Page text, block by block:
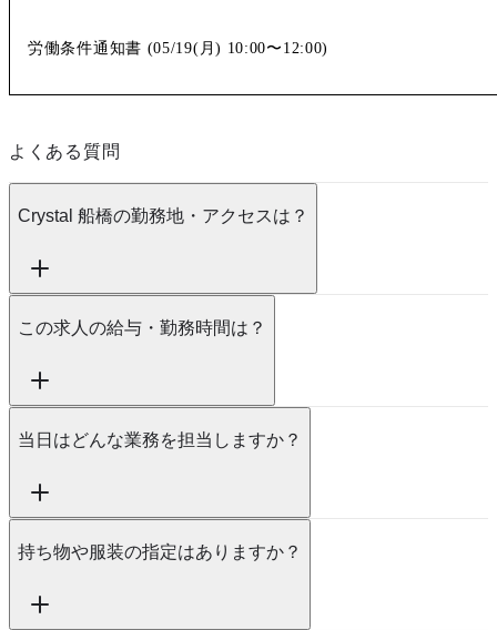
労働条件通知書 (05/19(月) 10:00〜12:00)
よくある質問
Crystal 船橋の勤務地・アクセスは？
この求人の給与・勤務時間は？
当日はどんな業務を担当しますか？
持ち物や服装の指定はありますか？